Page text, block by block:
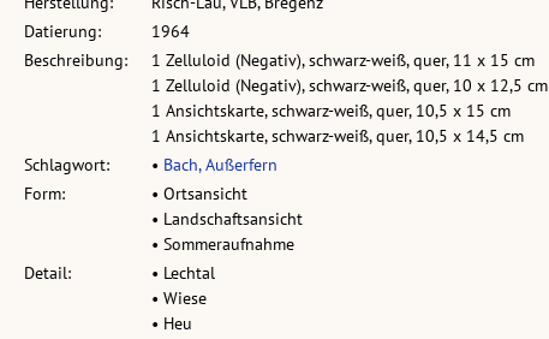
Datierung:
1964
Beschreibung:
1 Zelluloid (Negativ), schwarz-weiß, quer, 11 x 15 cm
1 Zelluloid (Negativ), schwarz-weiß, quer, 10 x 12,5 cm
1 Ansichtskarte, schwarz-weiß, quer, 10,5 x 15 cm
1 Ansichtskarte, schwarz-weiß, quer, 10,5 x 14,5 cm
Schlagwort:
• Bach, Außerfern
Form:
• Ortsansicht
• Landschaftsansicht
• Sommeraufnahme
Detail:
• Lechtal
• Wiese
• Heu